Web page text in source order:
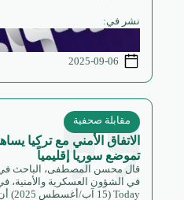
نشر في:
2025-09-06
الاتفاق الأمني مع تركيا
تموضع سوريا إقليمياً
مقابلة صحفية
قال محسن المصطفى، الباحث